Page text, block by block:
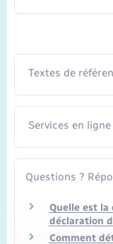
Textes de
Services en
Questions ?
Quelle est
déclaration
Comment